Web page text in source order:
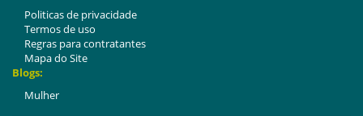
Politicas de privacidade
Termos de uso
Regras para contratantes
Mapa do Site
Blogs:
Mulher